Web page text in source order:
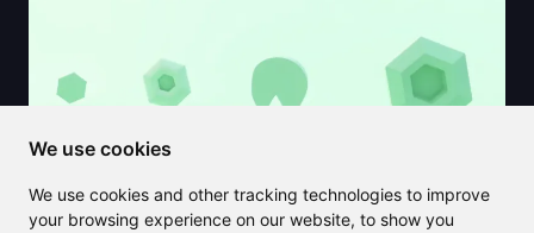
We use cookies
We use cookies and other tracking technologies to improve
your browsing experience on our website, to show you